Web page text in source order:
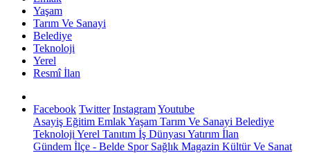
Yaşam
Tarım Ve Sanayi
Belediye
Teknoloji
Yerel
Resmî İlan
Facebook Twitter InstagramYoutube
Asayiş Eğitim EmlakYaşam Tarım Ve Sanayi Belediye
Teknoloji Yerel Tanıtım İş Dünyası Yatırım İlan
Gündem İlçe - Belde SporSağlık Magazin Kültür Ve Sanat